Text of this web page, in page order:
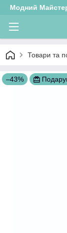
Модний
Товари та
–43%